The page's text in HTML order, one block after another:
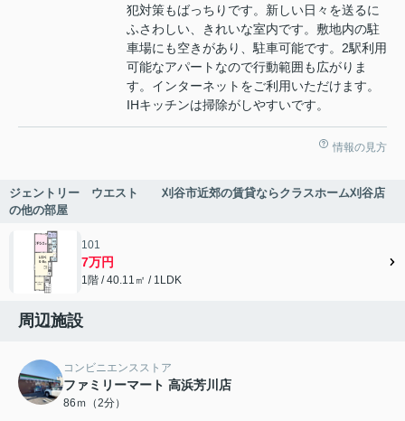
犯対策もばっちりです。新しい日々を送るに
ふさわしい、きれいな室内です。敷地内の駐
車場にも空きがあり、駐車可能です。2駅利用
可能なアパートなので行動範囲も広がりま
す。インターネットをご利用いただけます。
IHキッチンは掃除がしやすいです。
情報の見方
ジェントリー ウエスト 刈谷市近郊の賃貸ならクラスホーム刈谷店
の他の部屋
101
7万円
1階 / 40.11㎡ / 1LDK
周辺施設
コンビニエンスストア
ファミリーマート 高浜芳川店
86ｍ（2分）